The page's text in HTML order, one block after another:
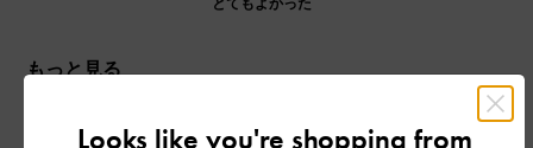
とてもよかった
もっと見る
Looks like you're shopping from